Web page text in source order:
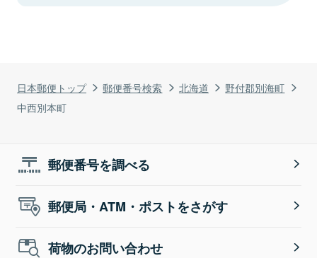
日本郵便トップ 郵便番号検索 北海道
野付郡別海町
中西別本町
郵便番号を調べる
郵便局・ATM・ポストをさがす
荷物のお問い合わせ